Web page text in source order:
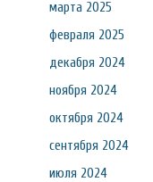
марта 2025
февраля 2025
декабря 2024
ноября 2024
октября 2024
сентября 2024
июля 2024